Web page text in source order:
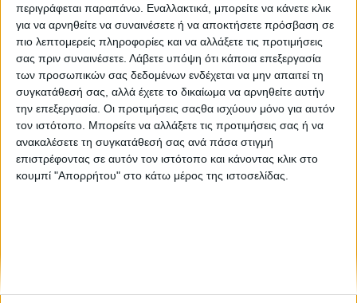
περιγράφεται παραπάνω. Εναλλακτικά, μπορείτε να κάνετε κλικ
για να αρνηθείτε να συναινέσετε ή να αποκτήσετε πρόσβαση σε
πιο λεπτομερείς πληροφορίες και να αλλάξετε τις προτιμήσεις
σας πριν συναινέσετε. Λάβετε υπόψη ότι κάποια επεξεργασία
των προσωπικών σας δεδομένων ενδέχεται να μην απαιτεί τη
συγκατάθεσή σας, αλλά έχετε το δικαίωμα να αρνηθείτε αυτήν
την επεξεργασία. Οι προτιμήσεις σαςθα ισχύουν μόνο για αυτόν
τον ιστότοπο. Μπορείτε να αλλάξετε τις προτιμήσεις σας ή να
ανακαλέσετε τη συγκατάθεσή σας ανά πάσα στιγμή
επιστρέφοντας σε αυτόν τον ιστότοπο και κάνοντας κλικ στο
κουμπί "Απορρήτου" στο κάτω μέρος της ιστοσελίδας.
Ψηφιακό πελατολόγιο - Παραλύει πανελλαδικά ο
κλάδος αυτοκινήτου και μοτοσυκλέτας
Από χθες, Τρίτη 1 Ιουλίου έως και την Παρασκευή 4 Ιουλίου,
ο κλάδος των συνεργείων συντήρησης και επισκευής
οχημάτων προχωρά σε απεργιακές κινητοποιήσεις,
εκφράζοντας την αντίθεσή του στην έναρξη εφαρ...